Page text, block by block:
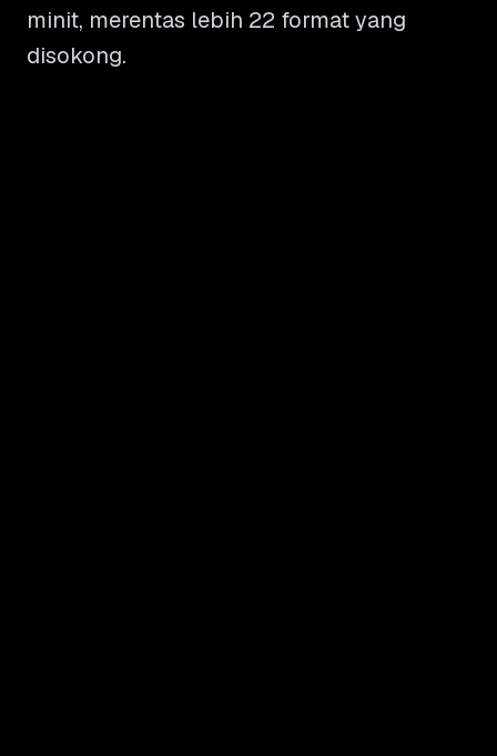
minit, merentas lebih 22 format yang
disokong.